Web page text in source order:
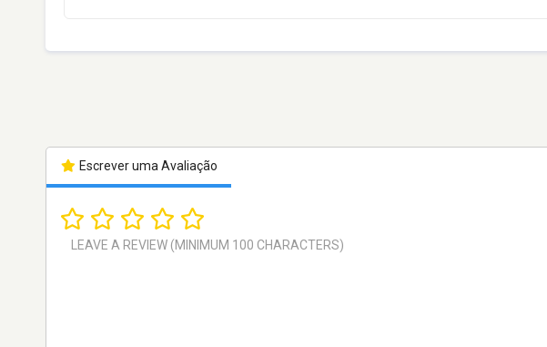
Escrever uma Avaliação